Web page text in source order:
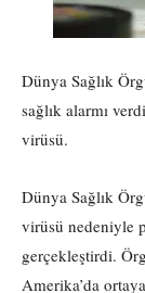
Dünya Sağlık
sağlık alarmı
virüsü.
Dünya Sağlık
virüsü nedeniyle
gerçekleştirdi.
Amerika’da